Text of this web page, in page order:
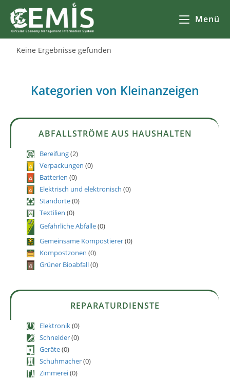
Menü
Keine Ergebnisse gefunden
Kategorien von Kleinanzeigen
ABFALLSTRÖME AUS HAUSHALTEN
Bereifung(2)
Verpackungen (0)
Batterien (0)
Elektrisch und elektronisch (0)
Standorte(0)
Textilien (0)
Gefährliche Abfälle(0)
Gemeinsame Kompostierer(0)
Kompostzonen (0)
Grüner Bioabfall(0)
REPARATURDIENSTE
Elektronik(0)
Schneider(0)
Geräte(0)
Schuhmacher(0)
Zimmerei(0)